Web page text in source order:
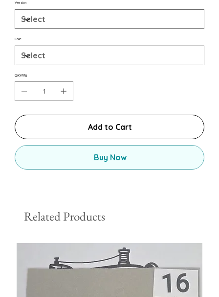
Version
Colle
Quantity
Add to Cart
Buy Now
Related Products